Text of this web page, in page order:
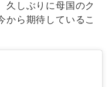
久しぶりに母国のク
から期待しているこ